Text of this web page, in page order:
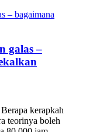
galas –
kerapkah
teorinya boleh